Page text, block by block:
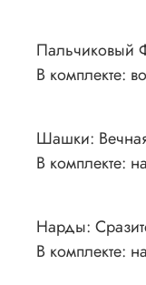
Пальчиковый
В комплекте:
Шашки:
В комплекте:
Нарды:
В комплекте: